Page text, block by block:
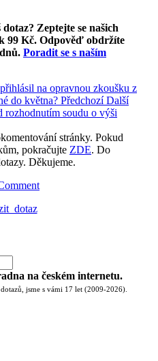
Zeptejte se našich
99 Kč. Odpověď obdržíte
. Poradit se s naším
na opravnou zkoušku z
do května? Předchozí Další
rozhodnutím soudu o výši
stránky. Pokud
pokračujte ZDE. Do
Děkujeme.
na českém internetu.
jsme s vámi 17 let (2009-2026).